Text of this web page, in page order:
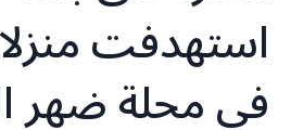
استهدفت
في محلة ضهر